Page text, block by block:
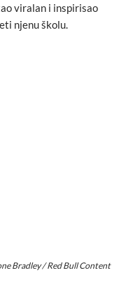
viralan i inspirisao
njenu školu.
Bradley / Red Bull Content